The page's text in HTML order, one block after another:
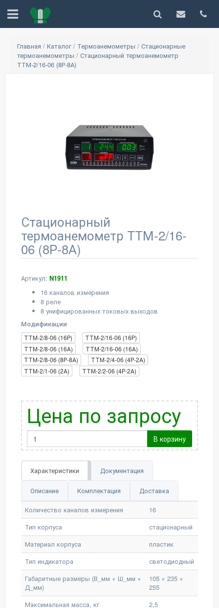
Главная / Каталог/ Термоанемометры / Стационарные
термоанемометры / Стационарный термоанемометр
ТТМ-2/16-06 (8Р-8А)
Стационарный
термоанемометр ТТМ-2/16-
06 (8Р-8А)
Артикул: N1911
16 каналов измерения
8 реле
8 унифицированных токовых выходов
Модификации
ТТМ-2/8-06 (16Р)
ТТМ-2/16-06 (16Р)
ТТМ-2/8-06 (16А)
ТТМ-2/16-06 (16А)
ТТМ-2/8-06 (8Р-8А)
ТТМ-2/4-06 (4Р-2А)
ТТМ-2/1-06 (2А)
ТТМ-2/2-06 (4Р-2А)
Цена по запросу
В корзину
Характеристики Документация
Описание Комплектация Доставка
Количество каналов измерения
16
Тип корпуса
стационарный
Материал корпуса
пластик
Тип индикатора
светодиодный
Габаритные размеры (В_мм × Ш_мм ×
Д_мм)
105 × 235 ×
255
Максимальная масса, кг
2,5